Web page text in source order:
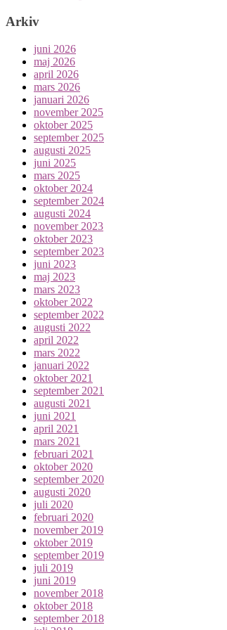
Arkiv
juni 2026
maj 2026
april 2026
mars 2026
januari 2026
november 2025
oktober 2025
september 2025
augusti 2025
juni 2025
mars 2025
oktober 2024
september 2024
augusti 2024
november 2023
oktober 2023
september 2023
juni 2023
maj 2023
mars 2023
oktober 2022
september 2022
augusti 2022
april 2022
mars 2022
januari 2022
oktober 2021
september 2021
augusti 2021
juni 2021
april 2021
mars 2021
februari 2021
oktober 2020
september 2020
augusti 2020
juli 2020
februari 2020
november 2019
oktober 2019
september 2019
juli 2019
juni 2019
november 2018
oktober 2018
september 2018